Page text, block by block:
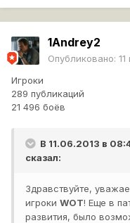
1Andrey2
Опубликовано:
Игроки
289 публикаций
21 496 боёв
В 11.06.2013 в
сказал:
Здравствуйте,
игроки WOT! Еще в
развития, было